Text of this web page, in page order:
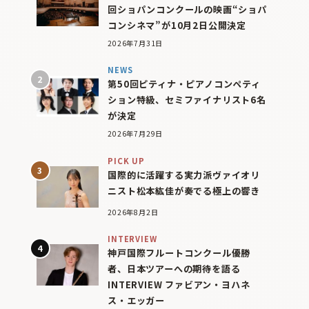
回ショパンコンクールの映画“ショパ
コンシネマ”が10月2日公開決定
2026年7月31日
NEWS
第50回ピティナ・ピアノコンペティ
ション特級、セミファイナリスト6名
が決定
2026年7月29日
PICK UP
国際的に活躍する実力派ヴァイオリ
ニスト松本紘佳が奏でる極上の響き
2026年8月2日
INTERVIEW
神戸国際フルートコンクール優勝
者、日本ツアーへの期待を語る
INTERVIEW ファビアン・ヨハネ
ス・エッガー